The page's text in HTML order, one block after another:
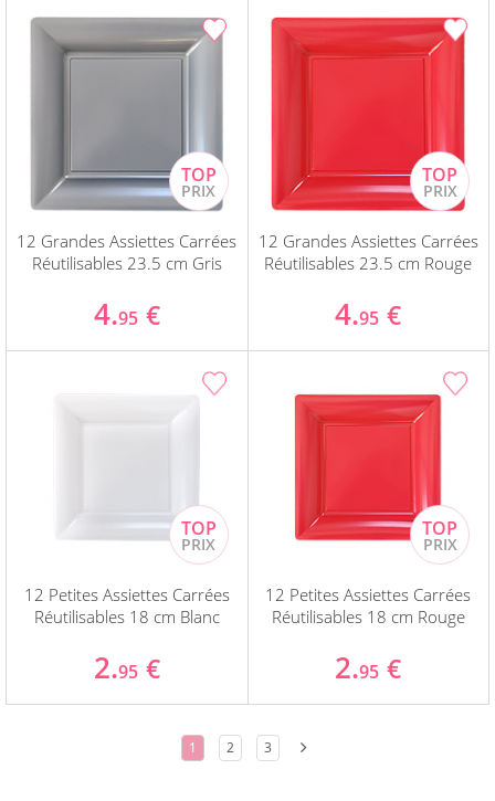
12 Grandes Assiettes Carrées
Réutilisables 23.5 cm Gris
4.95 €
12 Grandes Assiettes Carrées
Réutilisables 23.5 cm Rouge
4.95 €
12 Petites Assiettes Carrées
Réutilisables 18 cm Blanc
2.95 €
12 Petites Assiettes Carrées
Réutilisables 18 cm Rouge
2.95 €
1 2 3